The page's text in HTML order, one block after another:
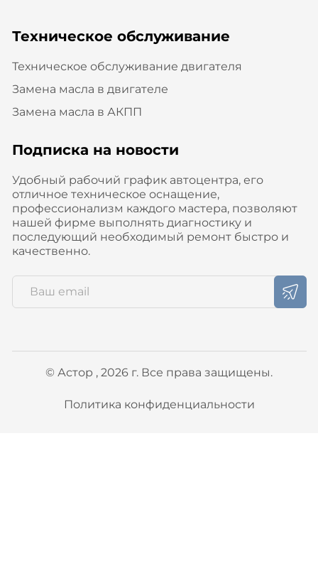
Техническое обслуживание
Техническое обслуживание двигателя
Замена масла в двигателе
Замена масла в АКПП
Подписка на новости
Удобный рабочий график автоцентра, его
отличное техническое оснащение,
профессионализм каждого мастера, позволяют
нашей фирме выполнять диагностику и
последующий необходимый ремонт быстро и
качественно.
© Астор , 2026 г. Все права защищены.
Политика конфиденциальности